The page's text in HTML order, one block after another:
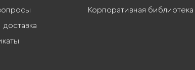
доставка
Корпоративная библиотека